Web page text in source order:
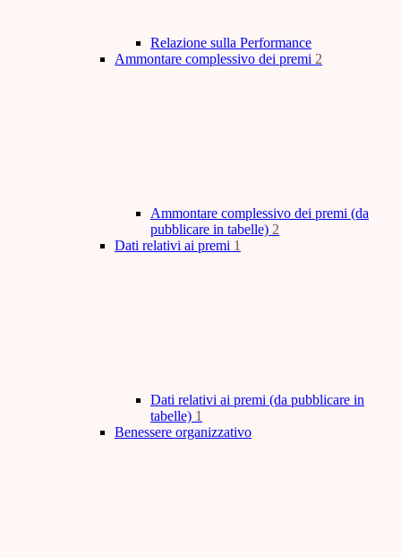
Relazione sulla Performance
Ammontare complessivo dei premi 2
Ammontare complessivo dei premi (da
pubblicare in tabelle) 2
Dati relativi ai premi 1
Dati relativi ai premi (da pubblicare in
tabelle) 1
Benessere organizzativo